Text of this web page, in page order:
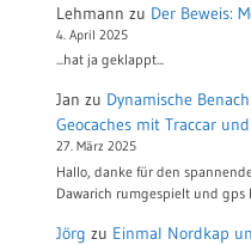
Lehmann zu Der Beweis:
4. April 2025
...hat ja geklappt...
Jan zu Dynamische
Geocaches mit Traccar
27. März 2025
Hallo, danke für den
Dawarich rumgespielt und
Jörg zu Einmal Nordkap